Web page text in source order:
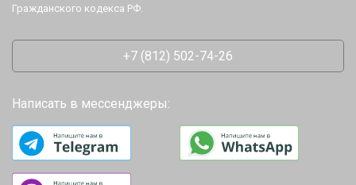
Гражданского кодекса РФ.
+7 (812) 502-74-26
Написать в мессенджеры: